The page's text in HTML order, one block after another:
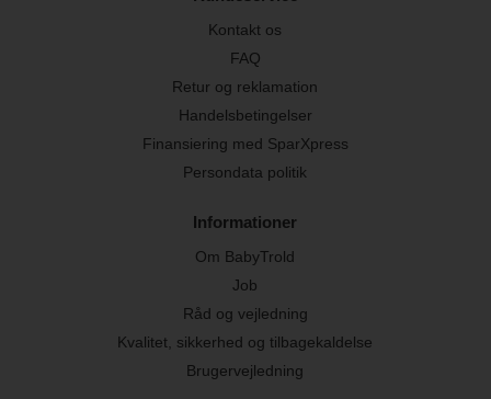
Kontakt os
FAQ
Retur og reklamation
Handelsbetingelser
Finansiering med SparXpress
Persondata politik
Informationer
Om BabyTrold
Job
Råd og vejledning
Kvalitet, sikkerhed og tilbagekaldelse
Brugervejledning